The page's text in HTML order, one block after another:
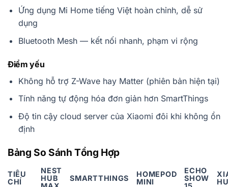
Ứng dụng Mi Home tiếng Việt hoàn chỉnh, dễ sử
dụng
Bluetooth Mesh — kết nối nhanh, phạm vi rộng
Điểm yếu
Không hỗ trợ Z-Wave hay Matter (phiên bản hiện tại)
Tính năng tự động hóa đơn giản hơn SmartThings
Độ tin cậy cloud server của Xiaomi đôi khi không ổn
định
Bảng So Sánh Tổng Hợp
TIÊU
CHÍ
NEST
HUB
SMARTTHINGS
HOMEPOD
MINI
ECHO
SHOW